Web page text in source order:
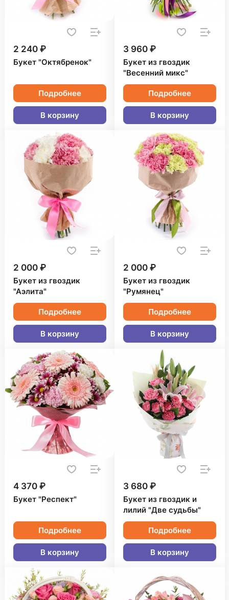
2 240 ₽
Букет "Октябренок"
Подробнее
В корзину
3 960 ₽
Букет из гвоздик
"Весенний микс"
Подробнее
В корзину
2 000 ₽
Букет из гвоздик
"Аэлита"
Подробнее
В корзину
2 000 ₽
Букет из гвоздик
"Румянец"
Подробнее
В корзину
4 370 ₽
Букет "Респект"
Подробнее
В корзину
3 680 ₽
Букет из гвоздик и
лилий "Две судьбы"
Подробнее
В корзину